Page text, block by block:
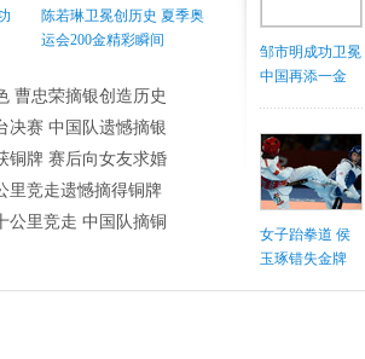
陈若琳卫冕创历史 夏季奥
运会200金精彩瞬间
曹忠荣摘银创造历史
决赛 中国队遗憾摘银
铜牌 赛后向女友求婚
里竞走遗憾摘得铜牌
公里竞走 中国队摘铜
邹市明成功卫冕
中国再添一金
女子跆拳道 侯
玉琢错失金牌